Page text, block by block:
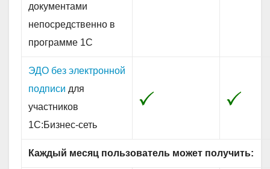
документами
непосредственно в
программе 1С
ЭДО без электронной
подписи для
участников
1С:Бизнес-сеть
Каждый месяц пользователь может получить: